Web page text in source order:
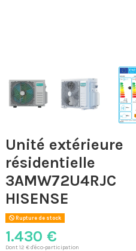
Unité extérieure
résidentielle
3AMW72U4RJC
HISENSE
Rupture de stock
1.430 €
Dont 12 € d'éco-participation